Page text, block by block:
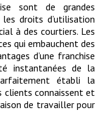
sont de grandes
droits d’utilisation
à des courtiers. Les
qui embauchent des
d’une franchise
instantanées de la
établi la
clients connaissent et
de travailler pour